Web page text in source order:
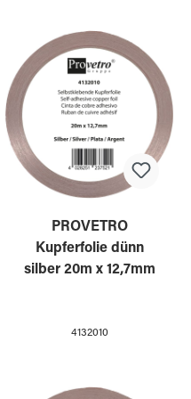
PROVETRO
Kupferfolie dünn
silber 20m x 12,7mm
4132010